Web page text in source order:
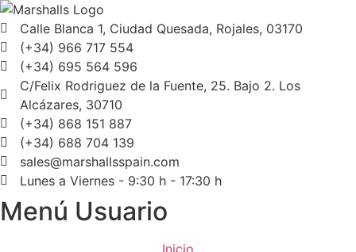
Calle Blanca 1, Ciudad Quesada, Rojales, 03170
(+34) 966 717 554
(+34) 695 564 596
C/Felix Rodriguez de la Fuente, 25. Bajo 2. Los
Alcázares, 30710
(+34) 868 151 887
(+34) 688 704 139
sales@marshallsspain.com
Lunes a Viernes - 9:30 h - 17:30 h
Menú Usuario